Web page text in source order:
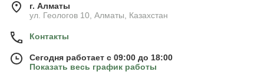
г. Алматы
ул. Геологов 10, Алматы, Казахстан
Контакты
Сегодня работает с 09:00 до 18:00
Показать весь график работы